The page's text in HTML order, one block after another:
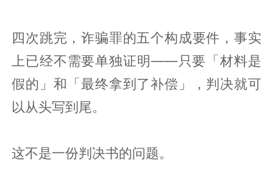
四次跳完，诈骗罪的五个构成要件，事实
上已经不需要单独证明——只要「材料是
假的」和「最终拿到了补偿」，判决就可
以从头写到尾。
这不是一份判决书的问题。